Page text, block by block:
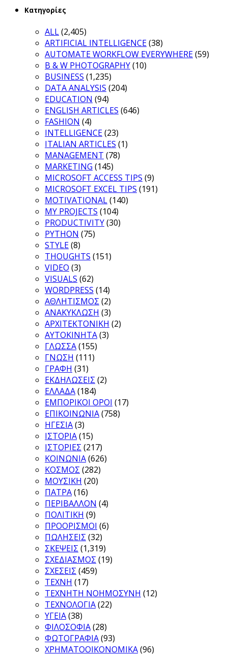
Κατηγορίες
ALL(2,405)
ARTIFICIAL INTELLIGENCE(38)
AUTOMATE WORKFLOW EVERYWHERE(59)
B & W PHOTOGRAPHY(10)
BUSINESS (1,235)
DATA ANALYSIS (204)
EDUCATION (94)
ENGLISH ARTICLES (646)
FASHION (4)
INTELLIGENCE(23)
ITALIAN ARTICLES (1)
MANAGEMENT (78)
MARKETING (145)
MICROSOFT ACCESS TIPS (9)
MICROSOFT EXCEL TIPS (191)
MOTIVATIONAL(140)
MY PROJECTS (104)
PRODUCTIVITY(30)
PYTHON (75)
STYLE(8)
THOUGHTS (151)
VIDEO (3)
VISUALS (62)
WORDPRESS (14)
ΑΘΛΗΤΙΣΜΟΣ (2)
ΑΝΑΚΥΚΛΩΣΗ (3)
ΑΡΧΙΤΕΚΤΟΝΙΚΗ (2)
ΑΥΤΟΚΙΝΗΤΑ(3)
ΓΛΩΣΣΑ(155)
ΓΝΩΣΗ (111)
ΓΡΑΦΗ (31)
ΕΚΔΗΛΩΣΕΙΣ (2)
ΕΛΛΑΔΑ(184)
ΕΜΠΟΡΙΚΟΙ ΟΡΟΙ (17)
ΕΠΙΚΟΙΝΩΝΙΑ(758)
ΗΓΕΣΙΑ(3)
ΙΣΤΟΡΙΑ(15)
ΙΣΤΟΡΙΕΣ (217)
ΚΟΙΝΩΝΙΑ(626)
ΚΟΣΜΟΣ (282)
ΜΟΥΣΙΚΗ (20)
ΠΑΤΡΑ(16)
ΠΕΡΙΒΑΛΛΟΝ (4)
ΠΟΛΙΤΙΚΗ (9)
ΠΡΟΟΡΙΣΜΟΙ (6)
ΠΩΛΗΣΕΙΣ (32)
ΣΚΕΨΕΙΣ (1,319)
ΣΧΕΔΙΑΣΜΟΣ (19)
ΣΧΕΣΕΙΣ (459)
ΤΕΧΝΗ (17)
ΤΕΧΝΗΤΗ ΝΟΗΜΟΣΥΝΗ (12)
ΤΕΧΝΟΛΟΓΙΑ(22)
ΥΓΕΙΑ(38)
ΦΙΛΟΣΟΦΙΑ(28)
ΦΩΤΟΓΡΑΦΙΑ(93)
ΧΡΗΜΑΤΟΟΙΚΟΝΟΜΙΚΑ(96)